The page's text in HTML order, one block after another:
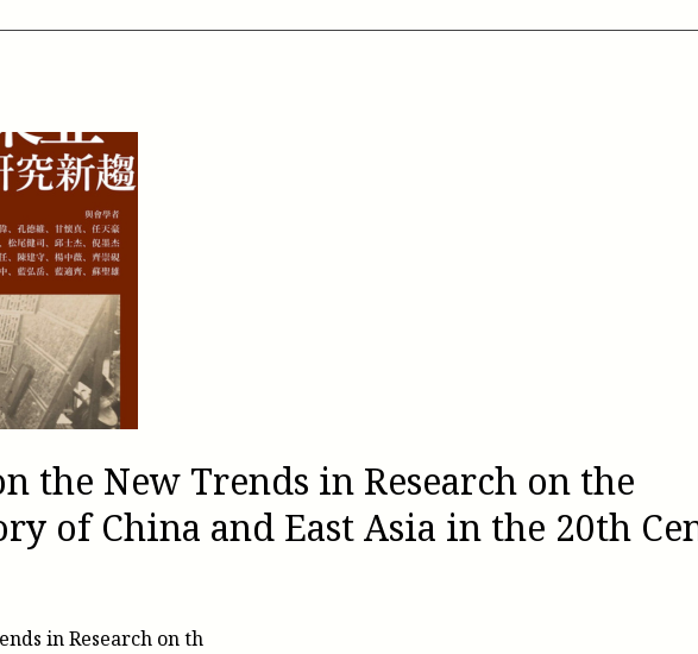
the New Trends in Research on the
of China and East Asia in the 20th
in Research on th